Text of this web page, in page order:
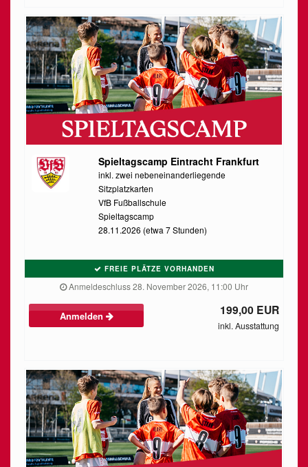
Spieltagscamp Eintracht Frankfurt
inkl. zwei nebeneinanderliegende
Sitzplatzkarten
VfB Fußballschule
Spieltagscamp
28.11.2026 (etwa 7 Stunden)
FREIE PLÄTZE VORHANDEN
Anmeldeschluss 28. November 2026, 11:00 Uhr
Anmelden 199,00 EUR
inkl. Ausstattung